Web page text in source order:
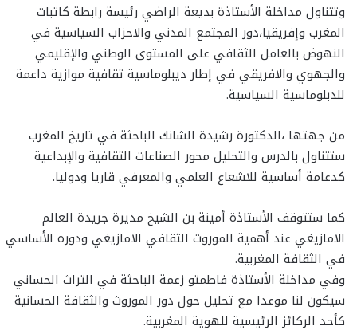
وتتناول مداخلة الأستاذة بديعة الراضي رئيسة رابطة كاتبات
المغرب وإفريقيا،دور المجتمع المدني والاحزاب السياسية في
النهوض بالعامل الثقافي على المستوى الوطني والإقليمي
والجهوي والافريقي في إطار ديبلوماسية ثقافية موازية داعمة
للدبلوماسية السياسية.
من جهتها ،الدكتورة رشيدة الشانك الباحثة في تاريخ المغرب
ستتناول بالدرس والتحليل محور الصناعات الثقافية والإبداعية
كدعامة أساسية للاشعاع العلمي والمعرفي قاريا ودوليا.
كما ستتوقف الأستاذة أمينة بن الشيخ مديرة جريدة العالم
الامازيغي عند أهمية الموروث الثقافي الامازيغي ودوره الأساسي
في الثقافة المغربية.
وفي مداخلة الأستاذة فاطمتو زعمة الباحثة في التراث الحساني
سيكون لنا موعدا مع تحليل حول دور الموروث والثقافة الحسانية
كأحد الركائز الرئيسية للهوية المغربية.